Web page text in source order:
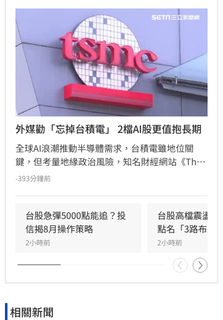
外媒勸「忘掉台積電」 2檔AI股更值抱長期
全球AI浪潮推動半導體需求，台積電雖地位關
鍵，但考量地緣政治風險，知名財經網站《The
Motley Fool》建議投資人可轉向關注具支撐力的
應用材料（Applied Materials）被列為值得長期
持有的潛力標的。隨著AI產業預計在2030年前保
持強勁成長，這些設備供應商的營收與市場價值
有望持續攀升。專家提醒，投資市場瞬息萬變，
相關建議僅供參考，投資人應審慎評估潛在風險
並自行承擔決策結果。
-393分鐘前
台股急彈5000點能追？投
信揭8月操作策略
2小時前
台股高檔震盪
點名「3路布局
2小時前
相關新聞